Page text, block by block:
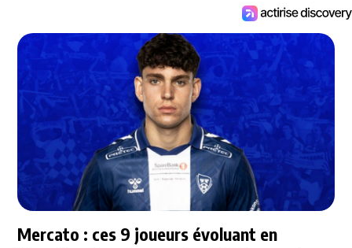
Mercato : ces 9 joueurs évoluant en